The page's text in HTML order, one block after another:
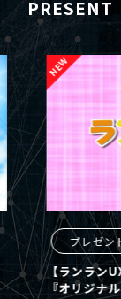
PRESENT
プレゼント
【ランランUX
『オリジナルＴ